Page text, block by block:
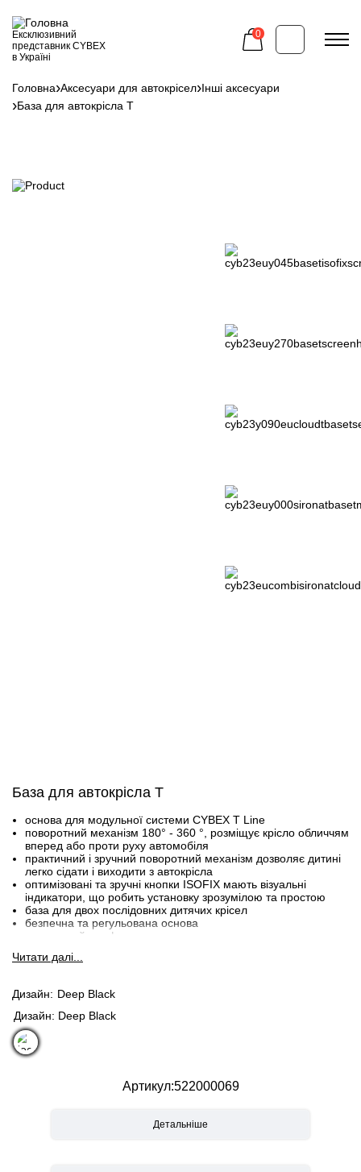
до
основного
вмісту
Ексклюзивний
представник CYBEX
в Україні
0
навіґації
Головна Аксесуари для автокрісел Інші аксесуари
База для автокрісла T
База для автокрісла T
основа для модульної системи CYBEX T Line
поворотний механізм 180° - 360 °, розміщує крісло обличчям
вперед або проти руху автомобіля
практичний і зручний поворотний механізм дозволяє дитині
легко сідати і виходити з автокрісла
оптимізовані та зручні кнопки ISOFIX мають візуальні
індикатори, що робить установку зрозумілою та простою
база для двох послідовних дитячих крісел
безпечна та регульована основа
додатковий комфорт
T i-Size або Cloud Z2 i-Size
i-Size або Sirona Z2 i-Size
Стандарт затвердження: UN R129/03 i-Size.
Читати далi...
Дизайн
Deep Black
Дизайн: Deep Black
Артикул 522000069
Детальніше